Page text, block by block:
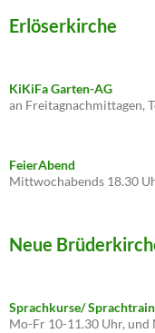
Erlöserkirche
KiKiFa Garten-AG
an Freitagnachmittagen,
FeierAbend
Mittwochabends 18.30
Neue
Sprachkurse/
Mo-Fr 10-11.30 Uhr, und